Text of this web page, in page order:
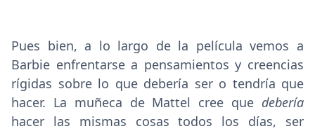
Pues bien, a lo largo de la película vemos a
Barbie enfrentarse a pensamientos y creencias
rígidas sobre lo que debería ser o tendría que
hacer. La muñeca de Mattel cree que debería
hacer las mismas cosas todos los días,
ser